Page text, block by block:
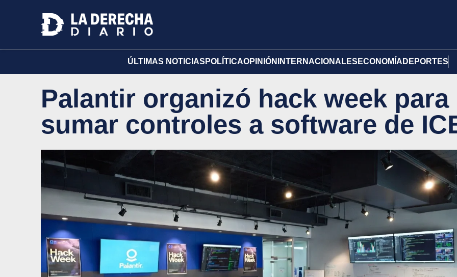
ÚLTIMAS NOTICIAS POLÍTICAOPINIÓN INTERNACIONALES ECONOMÍA DEPORTES
Palantir organizó hack week para
sumar controles a software de